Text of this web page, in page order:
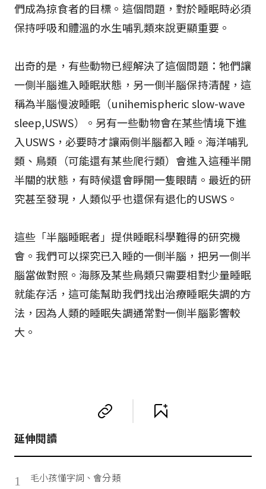
們成為掠食者的目標。這個問題，對於睡眠時必須
保持呼吸和體溫的水生哺乳類來說更顯重要。
出奇的是，有些動物已經解決了這個問題：牠們讓
一側半腦進入睡眠狀態，另一側半腦保持清醒，這
稱為半腦慢波睡眠（unihemispheric slow-wave
sleep,USWS）。另有一些動物會在某些情境下進
入USWS，必要時才讓兩側半腦都入睡。海洋哺乳
類、鳥類（可能還有某些爬行類）會進入這種半開
半關的狀態，有時候還會睜開一隻眼睛。最近的研
究甚至發現，人類似乎也還保有退化的USWS。
這些「半腦睡眠者」提供睡眠科學難得的研究機
會。我們可以探究已入睡的一側半腦，把另一側半
腦當做對照。海豚及某些鳥類只需要相對少量睡眠
就能存活，這可能幫助我們找出治療睡眠失調的方
法，因為人類的睡眠失調通常對一側半腦影響較
大。
延伸閱讀
1 毛小孩懂字詞、會分類